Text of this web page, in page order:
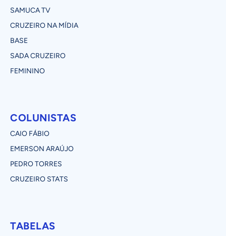
SAMUCA TV
CRUZEIRO NA MÍDIA
BASE
SADA CRUZEIRO
FEMININO
COLUNISTAS
CAIO FÁBIO
EMERSON ARAÚJO
PEDRO TORRES
CRUZEIRO STATS
TABELAS